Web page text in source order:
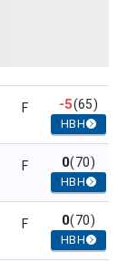
F -5(65)
HBH
F 0(70)
HBH
F 0(70)
HBH